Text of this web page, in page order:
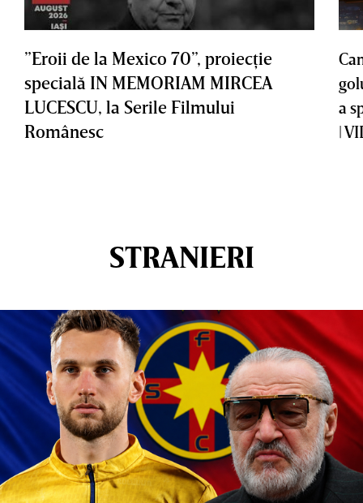
”Eroii de la Mexico 70”, proiecţie
specială IN MEMORIAM MIRCEA
LUCESCU, la Serile Filmului
Românesc
a
|
STRANIERI